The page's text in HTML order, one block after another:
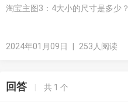
淘宝主图3：4大小的尺寸是多少？
2024年01月09日 253人阅读
回答 | 共 1 个